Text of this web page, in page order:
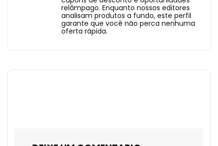
relâmpago. Enquanto nossos editores
analisam produtos a fundo, este perfil
garante que você não perca nenhuma
oferta rápida.